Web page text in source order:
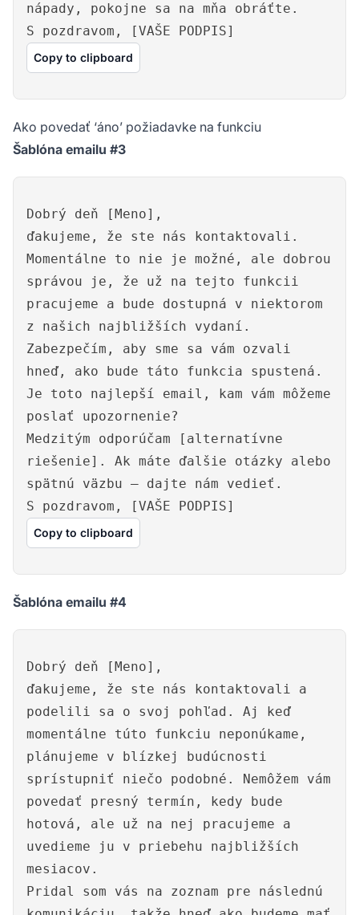
nápady, pokojne sa na mňa obráťte.
S pozdravom, [VAŠE PODPIS]
Copy to clipboard
Ako povedať ‘áno’ požiadavke na funkciu
Šablóna emailu #3
Dobrý deň [Meno],
ďakujeme, že ste nás kontaktovali.
Momentálne to nie je možné, ale dobrou
správou je, že už na tejto funkcii
pracujeme a bude dostupná v niektorom
z našich najbližších vydaní.
Zabezpečím, aby sme sa vám ozvali
hneď, ako bude táto funkcia spustená.
Je toto najlepší email, kam vám môžeme
poslať upozornenie?
Medzitým odporúčam [alternatívne
riešenie]. Ak máte ďalšie otázky alebo
spätnú väzbu – dajte nám vedieť.
S pozdravom, [VAŠE PODPIS]
Copy to clipboard
Šablóna emailu #4
Dobrý deň [Meno],
ďakujeme, že ste nás kontaktovali a
podelili sa o svoj pohľad. Aj keď
momentálne túto funkciu neponúkame,
plánujeme v blízkej budúcnosti
sprístupniť niečo podobné. Nemôžem vám
povedať presný termín, kedy bude
hotová, ale už na nej pracujeme a
uvedieme ju v priebehu najbližších
mesiacov.
Pridal som vás na zoznam pre následnú